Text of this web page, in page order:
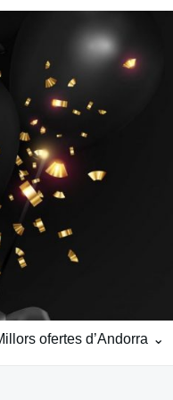
ofertes d’Andorra